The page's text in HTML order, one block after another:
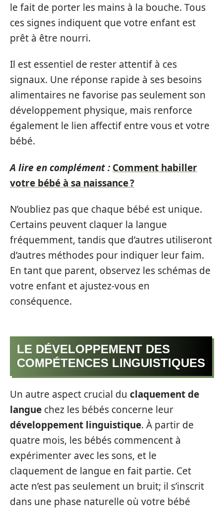
le fait de porter les mains à la bouche. Tous
ces signes indiquent que votre enfant est
prêt à être nourri.
Il est essentiel de rester attentif à ces
signaux. Une réponse rapide à ses besoins
alimentaires ne favorise pas seulement son
développement physique, mais renforce
également le lien affectif entre vous et votre
bébé.
A lire en complément : Comment habiller
votre bébé à sa naissance ?
N’oubliez pas que chaque bébé est unique.
Certains peuvent claquer la langue
fréquemment, tandis que d’autres utiliseront
d’autres méthodes pour indiquer leur faim.
En tant que parent, observez les schémas de
votre enfant et ajustez-vous en
conséquence.
LE DÉVELOPPEMENT DES
COMPÉTENCES LINGUISTIQUES
Un autre aspect crucial du claquement de
langue chez les bébés concerne leur
développement linguistique. À partir de
quatre mois, les bébés commencent à
expérimenter avec les sons, et le
claquement de langue en fait partie. Cet
acte n’est pas seulement un bruit; il s’inscrit
dans une phase naturelle où votre bébé